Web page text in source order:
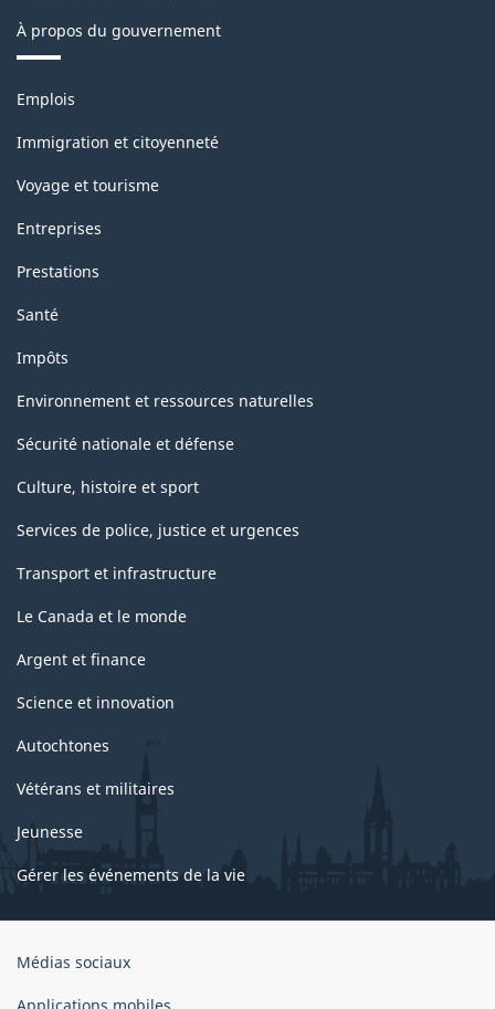
À propos du gouvernement
Thèmes
sujets
Emplois
Immigration et citoyenneté
Voyage et tourisme
Entreprises
Prestations
Santé
Impôts
Environnement et ressources naturelles
Sécurité nationale et défense
Culture, histoire et sport
Services de police, justice et urgences
Transport et infrastructure
Le Canada et le monde
Argent et finance
Science et innovation
Autochtones
Vétérans et militaires
Jeunesse
Gérer les événements de la vie
Organisation
Médias sociaux